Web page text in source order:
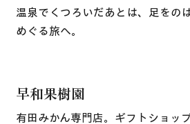
温泉でくつろいだあとは、足をの
めぐる旅へ。
早和果樹園
有田みかん専門店。ギフトショッ